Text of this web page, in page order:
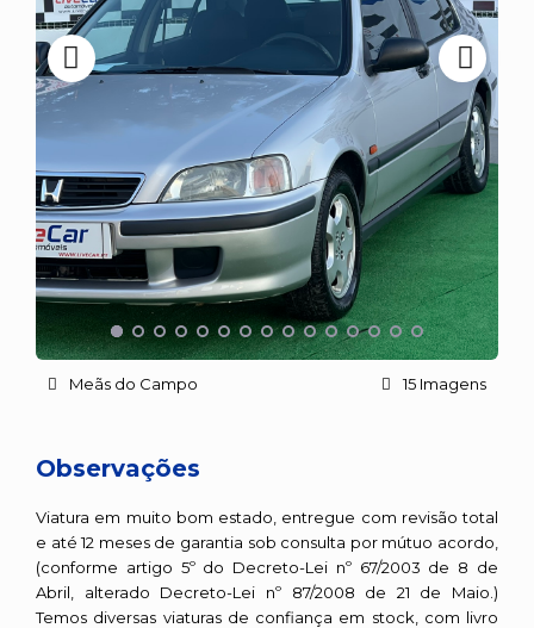
Meãs do Campo 15 Imagens
Observações
Viatura em muito bom estado, entregue com revisão total
e até 12 meses de garantia sob consulta por mútuo acordo,
(conforme artigo 5º do Decreto-Lei nº 67/2003 de 8 de
Abril, alterado Decreto-Lei nº 87/2008 de 21 de Maio.)
Temos diversas viaturas de confiança em stock, com livro